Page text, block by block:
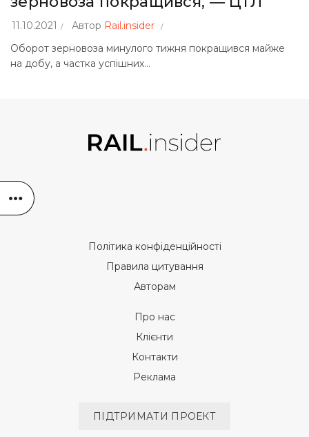
11.10.2021 Автор Rail.insider
Оборот зерновоза минулого тижня покращився майже
на добу, а частка успішних...
Політика конфіденційності
Правила цитування
Авторам
Про нас
Клієнти
Контакти
Реклама
ПІДТРИМАТИ ПРОЕКТ